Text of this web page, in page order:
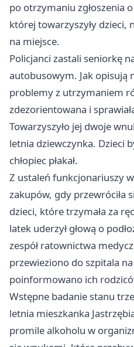
po otrzymaniu zgłoszenia
której towarzyszyły dzieci,
na miejsce.
Policjanci zastali seniorkę
autobusowym. Jak opisują
problemy z utrzymaniem
zdezorientowana i
Towarzyszyło jej dwoje
letnia dziewczynka. Dzieci
chłopiec płakał.
Z ustaleń funkcjonariuszy
zakupów, gdy przewróciła
dzieci, które trzymała za
latek uderzył głową o
zespół ratownictwa
przewieziono do szpitala
poinformowano ich
Wstępne badanie stanu
letnia mieszkanka
promile alkoholu w